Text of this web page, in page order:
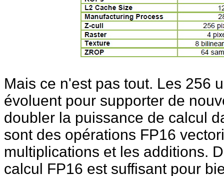
Mais ce n'est pas tout. Les 256
évoluent pour supporter de
doubler la puissance de calcul
sont des opérations FP16
multiplications et les additions.
calcul FP16 est suffisant pour